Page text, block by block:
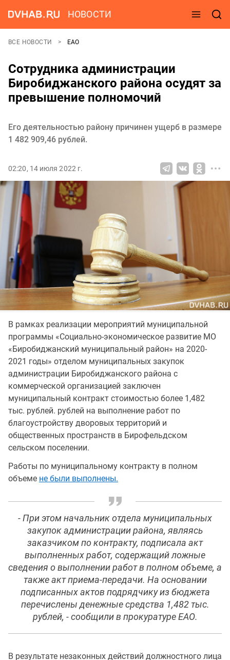
НОВОСТИ
ВСЕ НОВОСТИ ЕАО
Сотрудника администрации
Биробиджанского района осудят за
превышение полномочий
Его деятельностью району причинен ущерб в размере
1 482 909,46 рублей.
02:20, 14 июля 2022 г.
В рамках реализации мероприятий муниципальной
программы «Социально-экономическое развитие МО
«Биробиджанский муниципальный район» на 2020-
2021 годы» отделом муниципальных закупок
администрации Биробиджанского района с
коммерческой организацией заключен
муниципальный контракт стоимостью более 1,482
тыс. рублей. рублей на выполнение работ по
благоустройству дворовых территорий и
общественных пространств в Бирофельдском
сельском поселении.
Работы по муниципальному контракту в полном
объеме не были выполнены.
- При этом начальник отдела муниципальных
закупок администрации района, являясь
заказчиком по контракту, подписала акт
выполненных работ, содержащий ложные
сведения о выполнении работ в полном объеме, а
также акт приема-передачи. На основании
подписанных актов подрядчику из бюджета
перечислены денежные средства 1,482 тыс.
рублей, - сообщили в прокуратуре ЕАО.
В результате незаконных действий должностного лица